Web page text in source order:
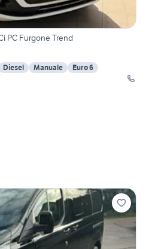
PC Furgone Trend
Diesel Manuale
Euro 6